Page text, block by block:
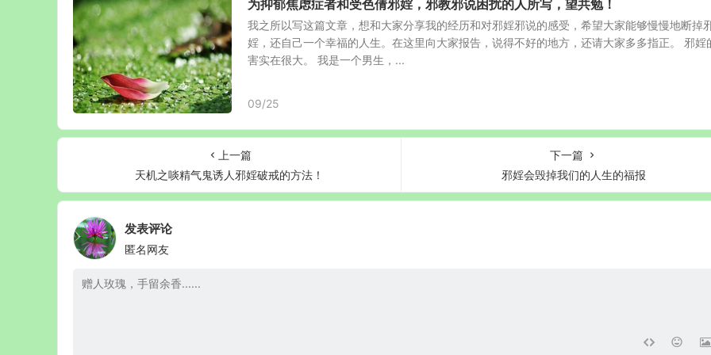
为抑郁焦虑症者和受色倩邪婬，邪教邪说困扰的人所写，望共勉！
我之所以写这篇文章，想和大家分享我的经历和对邪婬邪说的感受，希望大家能够慢慢地断掉
婬，还自己一个幸福的人生。在这里向大家报告，说得不好的地方，还请大家多多指正。 邪婬
害实在很大。 我是一个男生，...
09/25
上一篇
天机之啖精气鬼诱人邪婬破戒的方法！
下一篇
邪婬会毁掉我们的人生的福报
发表评论
匿名网友